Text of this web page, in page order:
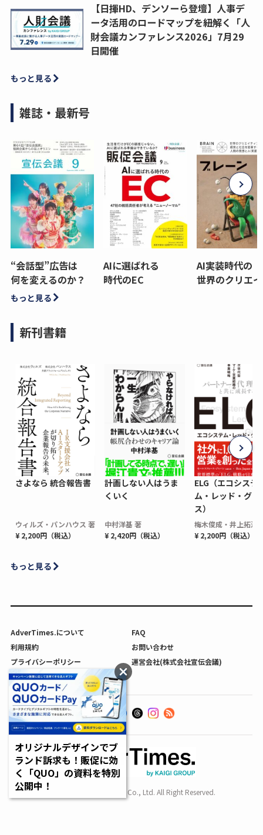
【日揮HD、デンソーら登壇】人事デ
ータ活用のロードマップを紐解く「人
財会議カンファレンス2026」7月29
日開催
もっと見る
雑誌・最新号
“会話型”広告は
何を変えるのか？
AIに選ばれる
時代のEC
AI実装時代の
世界のクリエ
もっと見る
新刊書籍
さよなら 統合報告書
ウィルズ・パンハウス 著
¥ 2,200円（税込）
計画しない人はうま
くいく
中村洋基 著
¥ 2,420円（税込）
ELG（エコシステ
ム・レッド・グロ
ス）
梅木俊成・井上拓海
¥ 2,200円（税込）
もっと見る
AdverTimes.について
FAQ
利用規約
お問い合わせ
プライバシーポリシー
運営会社(株式会社宣伝会議)
利用者情報の外部送信について
Copyright SENDENKAIGI Co., Ltd. All Right Reserved.
オリジナルデザインでブ
ランド訴求も！販促に効
く「QUO」の資料を特別
公開中！